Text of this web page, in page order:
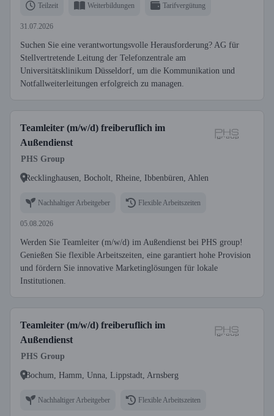
Teilzeit Weiterbildungen Tarifvergütung
31.07.2026
Suchen Sie eine verantwortungsvolle Herausforderung? AG für
Stellvertretende Leitung der Telefonzentrale am
Universitätsklinikum Düsseldorf, um die Kommunikation und
Notfallweiterleitungen erfolgreich zu managen.
Teamleiter (m/w/d) freiberuflich im
Außendienst
PHS Group
Recklinghausen, Bocholt, Rheine, Ibbenbüren, Ahlen
Nachhaltiger Arbeitgeber Flexible Arbeitszeiten
05.08.2026
Werden Sie Teamleiter (m/w/d) im Außendienst bei PHS group!
Genießen Sie flexible Arbeitszeiten, eine garantiert hohe Provision
und fördern Sie innovative Marketinglösungen für lokale
Institutionen.
Teamleiter (m/w/d) freiberuflich im
Außendienst
PHS Group
Bochum, Hamm, Unna, Lippstadt, Arnsberg
Nachhaltiger Arbeitgeber Flexible Arbeitszeiten